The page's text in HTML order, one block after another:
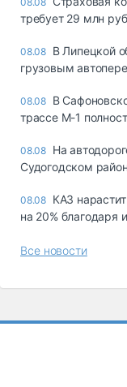
требует 29 млн
08.08 В Липецкой
грузовым
08.08 В
трассе М-1
08.08 На
Судогодском
08.08 КАЗ
на 20% благодаря
Все новости